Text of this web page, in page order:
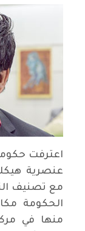
اعترفت حكومة
عنصرية
مع تصنيف
الحكومة
منها في